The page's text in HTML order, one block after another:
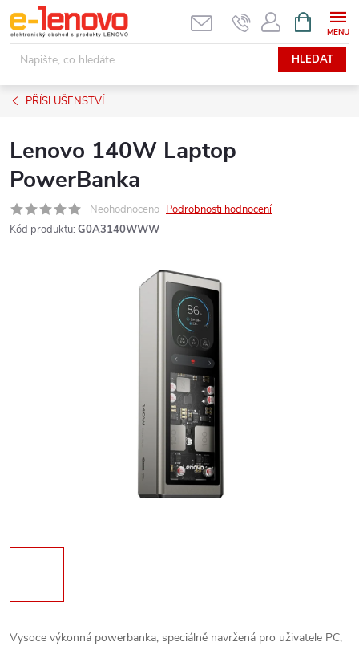
Přejít
na
obsah
HLEDAT
NÁKUPNÍ
KOŠÍK
PŘÍSLUŠENSTVÍ
Lenovo 140W Laptop
PowerBanka
Neohodnoceno Podrobnosti hodnocení
Kód produktu: G0A3140WWW
Vysoce výkonná powerbanka, speciálně navržená pro uživatele PC,